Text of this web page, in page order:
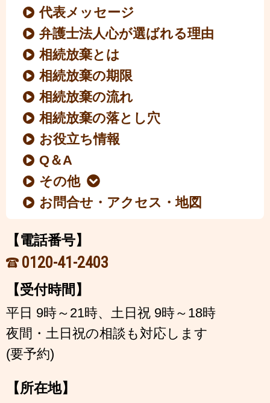
代表メッセージ
弁護士法人心が選ばれる理由
相続放棄とは
相続放棄の期限
相続放棄の流れ
相続放棄の落とし穴
お役立ち情報
Q＆A
その他
お問合せ・アクセス・地図
【電話番号】
0120-41-2403
【受付時間】
平日 9時～21時、土日祝 9時～18時
夜間・土日祝の相談も対応します
(要予約)
【所在地】